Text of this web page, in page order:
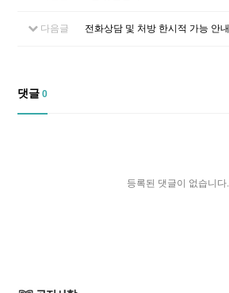
다음글 전화상담 및 처방 한시적 가능 안내
댓글 0
등록된 댓글이 없습니다.